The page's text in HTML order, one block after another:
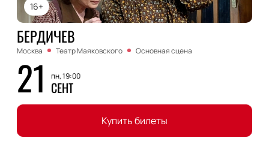
16+
БЕРДИЧЕВ
Москва Театр Маяковского Основная сцена
21 пн, 19:00
СЕНТ
Купить билеты